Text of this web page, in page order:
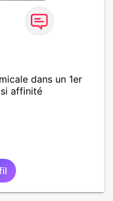
dans un 1er
affinité